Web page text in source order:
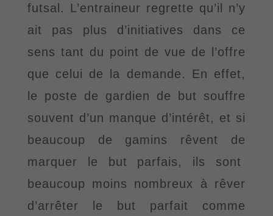
futsal.
L’entraineur regrette qu’il n’y
ait pas plus d ’initiatives dans ce
sens tant du point de vue de l ’offre
que celui de la demande. En effet,
le poste de gardien de but souffre
souvent d’un manque d’intérêt, et si
beaucoup de gamins rêvent de
marquer le but parfais, ils sont
beaucoup moins nombreux à rêver
d’arrêter le but parfait comme